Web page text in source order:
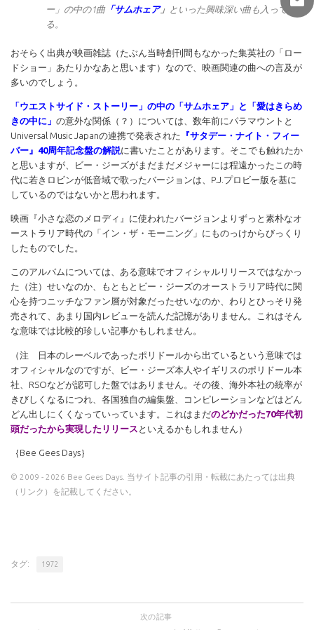
ー」の中の1曲「サムホェア」 といった興味深い曲も入ってい
る。
おそらく出典が映画雑誌（たぶん当時創刊間もなかった集英社の「ロー
ドショー」あたりかなあと思います）なので、映画関連の曲への言及が
多いのでしょう。
「ウエストサイド・ストーリー」の中の「サムホェア」と「愛はきらめ
きの中に」 の意外な関係（？）については、数年前にパラマウントと
Universal Music Japanの連携で発表された 『サタデー・ナイト・フィー
バー』40周年記念盤の解説に書いたことがあります。そこでも触れたか
と思いますが、ビー・ジーズがまだまだメジャーには程遠かったこの時
代に若きロビンが低音域で歌ったバージョンは、P.J.プロビー版を基に
しているのではないかと思われます。
映画『小さな恋のメロディ』に使われたバージョンよりずっと素朴なオ
ーストラリア時代の「イン・ザ・モーニング」にものっけからびっくり
したものでした。
このアルバムについては、ある意味でオフィシャルリリースではなかっ
た（注）せいなのか、もともとビー・ジーズのオーストラリア時代に関
心を持つニッチなファン層が対象だったせいなのか、わりとひっそり発
売されて、あまり国内レビューを読んだ記憶がありません。これはそん
な意味では比較的珍しい記事かもしれません。
（注 日本のレーベルであったポリドールから出ているという意味では
オフィシャルなのですが、ビー・ジーズ本人やイギリスのポリドール本
社、RSOなどが認可した盤ではありません。その後、海外本社の統率が
きびしくなるにつれ、各国独自の編集盤、コンピレーションなどはどん
どん出しにくくなっていっています。これはまだのどかだった70年代初
頭だったから実現したリリース といえるかもしれません）
｛Bee Gees Days｝
© 2009 - 2026 Bee Gees Days. 当サイト記事の引用・転載にあたっては出典
（リンク）を記載してください。
タグ: 1972
次の記事